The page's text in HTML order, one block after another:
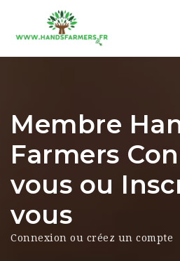
Membre
Farmers
vous ou
vous
Connexion ou créez un compte